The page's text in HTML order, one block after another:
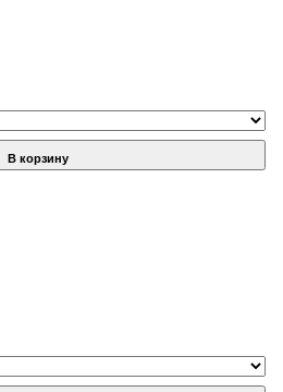
В корзину